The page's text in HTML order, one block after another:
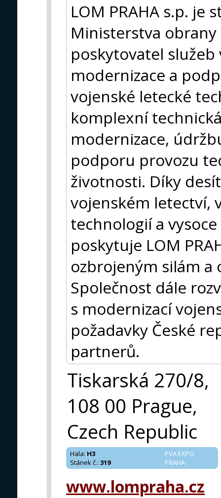
LOM PRAHA s.p. je
Ministerstva
poskytovatel
modernizace a
vojenské letecké
komplexní
modernizace,
podporu provozu
životnosti. Díky
vojenském letectví,
technologií a
poskytuje LOM
ozbrojeným silám
Společnost dále
s modernizací
požadavky České
partnerů.
Tiskarská 270/8,
108 00 Prague,
Czech Republic
PVA EXPO
PRAHA
Hala: H3
Stánek č.: 319
www.lompraha.cz